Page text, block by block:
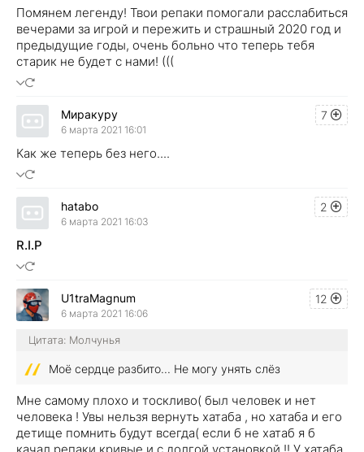
Помянем легенду! Твои репаки помогали расслабиться
вечерами за игрой и пережить и страшный 2020 год и
предыдущие годы, очень больно что теперь тебя
старик не будет с нами! (((
7
Миракуру
6 марта 2021 16:01
Как же теперь без него....
2
hatabo
6 марта 2021 16:03
R.I.P
12
U1traMagnum
6 марта 2021 16:06
Цитата: Молчунья
Моё сердце разбито... Не могу унять слёз
Мне самому плохо и тоскливо( был человек и нет
человека ! Увы нельзя вернуть хатаба , но хатаба и его
детище помнить будут всегда( если б не хатаб я б